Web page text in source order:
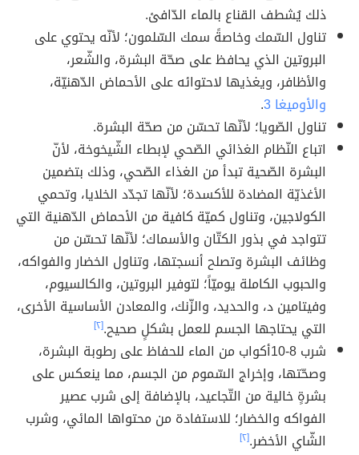
ذلك يُشطف القناع بالماء الدّافئ.
تناول السّمك وخاصةً سمك السّلمون؛ لأنّه يحتوي على
البروتين الذي يحافظ على صحّة البشرة، والشّعر،
والأظافر، ويغذيها لاحتوائه على الأحماض الدّهنيّة،
والأوميغا 3 .
تناول الصّويا؛ لأنّها تحسّن من صحّة البشرة.
اتباع النّظام الغذائي الصّحي لإبطاء الشّيخوخة، لأنّ
البشرة الصّحية تبدأ من الغذاء الصّحي، وذلك بتضمين
الأغذيّة المضادة للأكسدة؛ لأنّها تجدّد الخلايا، وتحمي
الكولاجين، وتناول كميّة كافية من الأحماض الدّهنية التي
تتواجد في بذور الكتّان والأسماك؛ لأنّها تحسّن من
وظائف البشرة وتصلح أنسجتها، وتناول الخضار والفواكه،
والحبوب الكاملة يوميّاً؛ لتوفير البروتين، والكالسيوم،
وفيتامين د، والحديد، والزّنك، والمعادن الأساسية الأخرى،
التي يحتاجها الجسم للعمل بشكلٍ صحيح.[٢]
شرب 8-10أكواب من الماء للحفاظ على رطوبة البشرة،
وصحّتها، وإخراج السّموم من الجسم، مما ينعكس على
بشرةٍ خالية من التّجاعيد، بالإضافة إلى شرب عصير
الفواكه والخضار؛ للاستفادة من محتواها المائي، وشرب
الشّاي الأخضر.[٢]